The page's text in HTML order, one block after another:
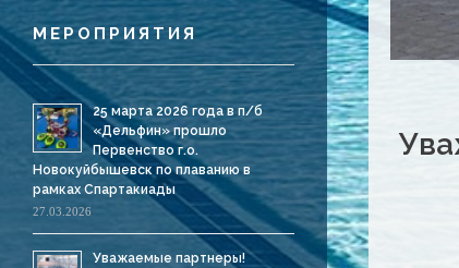
МЕРОПРИЯТИЯ
25 марта 2026 года в п/б
«Дельфин» прошло
Первенство г.о.
Новокуйбышевск по плаванию в
рамках Спартакиады
27.03.2026
Уважаемые партнеры!